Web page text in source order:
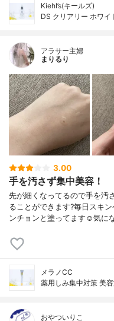
Kiehl’s(キールズ)
DS クリアリー ホワイ
アラサー主婦
まりるり
3.00
手を汚さず集中美容！
先が細くなってるので手を汚
ることができます?毎日スキ
ンチョンと塗ってます☺️気に
メラノCC
薬用しみ集中対策 美
おやついりこ